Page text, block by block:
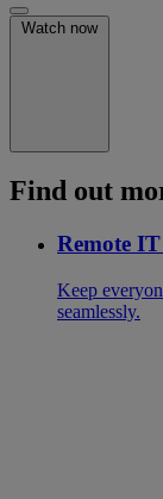
Watch now
Find out
Remote
Keep
seamlessly.